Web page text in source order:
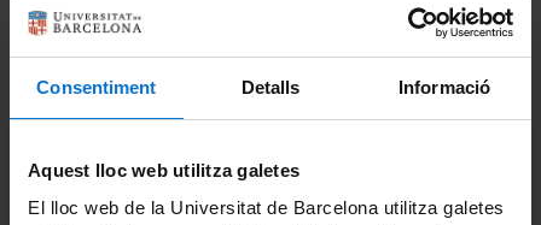
Consentiment Detalls Informació
Aquest lloc web utilitza galetes
El lloc web de la Universitat de Barcelona utilitza galetes
Què està passant?
Notícia | Tue Feb 25 01:00:00 CET 2025